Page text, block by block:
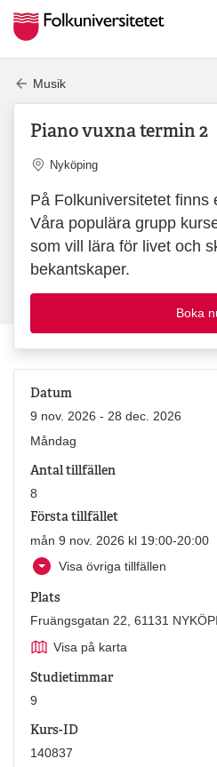
Musik
Piano vuxna termin 2
Plats
Nyköping
På Folkuniversitetet finns
Våra populära grupp
som vill lära för livet och
bekantskaper.
Boka
Datum
9 nov. 2026 - 28 dec. 2026
Måndag
Antal tillfällen
8
Första tillfället
mån 9 nov. 2026 kl 19:00-20:00
Visa övriga tillfällen
Plats
Fruängsgatan 22, 61131
Visa på karta
Studietimmar
9
Kurs-ID
140837